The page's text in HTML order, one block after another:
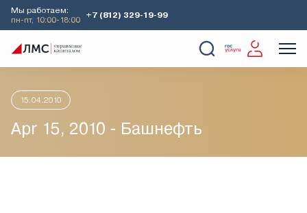
Мы работаем:
пн-пт, 10:00-18:00
+7 (812) 329-19-99
Главная Аналитика
15.04.2010
Apr 15, 2010 - Башнефть